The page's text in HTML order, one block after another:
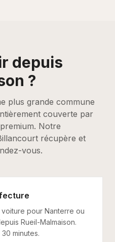
depuis
?
plus grande commune
couverte par
Notre
récupère et
vous.
pour Nanterre ou
Rueil-Malmaison.
minutes.